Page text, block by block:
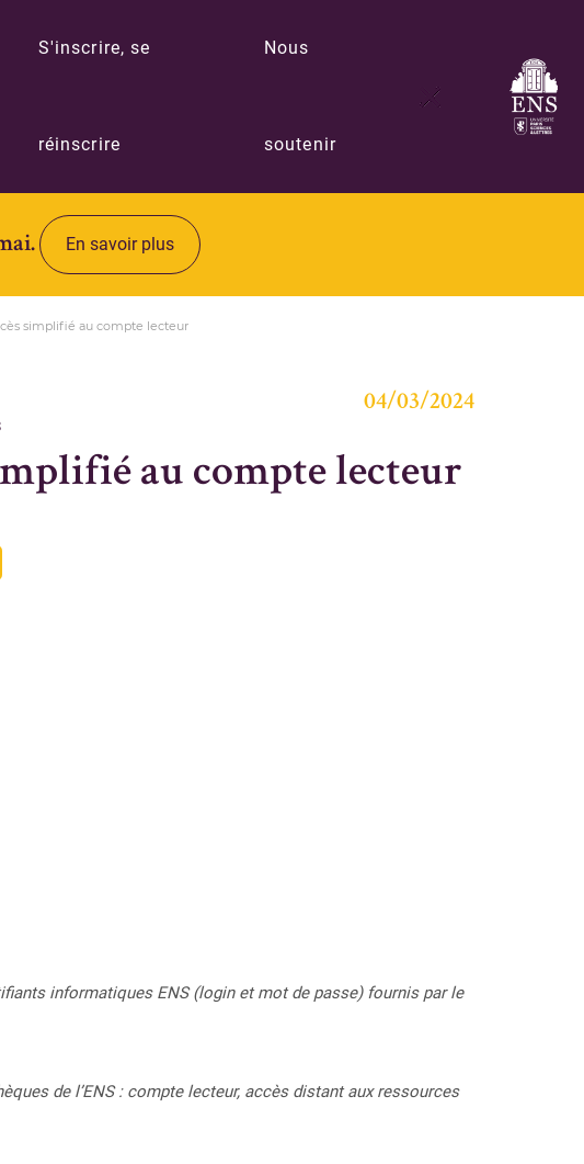
S'inscrire, se
réinscrire
Nous
soutenir
En savoir plus
simplifié au compte lecteur
04/03/2024
au compte lecteur
informatiques ENS(login et mot de passe) fournis par le
de l’ENS : compte lecteur, accès distant aux ressources